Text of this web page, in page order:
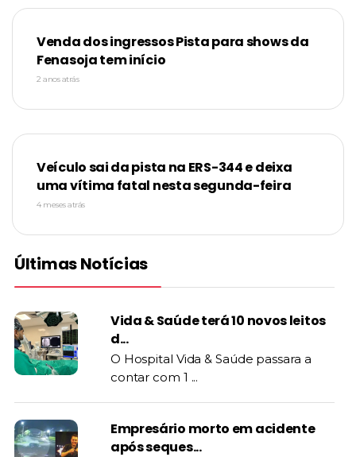
Venda dos ingressos Pista para shows da
Fenasoja tem início
2 anos atrás
Veículo sai da pista na ERS-344 e deixa
uma vítima fatal nesta segunda-feira
4 meses atrás
Últimas Notícias
Vida & Saúde terá 10 novos leitos
d...
O Hospital Vida & Saúde passara a
contar com 1 ...
Empresário morto em acidente
após seques...